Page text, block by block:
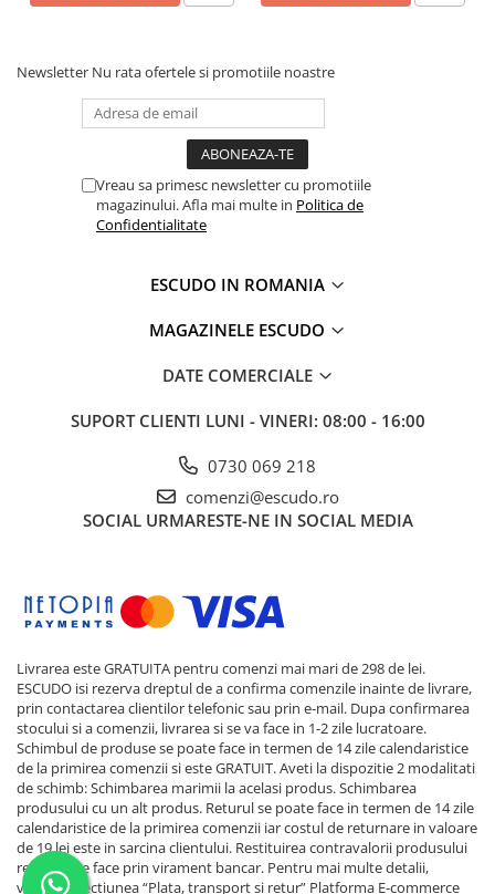
Newsletter Nu rata ofertele si promotiile noastre
Vreau sa primesc newsletter cu promotiile
magazinului. Afla mai multe in Politica de
Confidentialitate
ESCUDO IN ROMANIA
MAGAZINELE ESCUDO
DATE COMERCIALE
SUPORT CLIENTI LUNI - VINERI: 08:00 - 16:00
0730 069 218
comenzi@escudo.ro
SOCIAL URMARESTE-NE IN SOCIAL MEDIA
Livrarea este GRATUITA pentru comenzi mai mari de 298 de lei.
ESCUDO isi rezerva dreptul de a confirma comenzile inainte de livrare,
prin contactarea clientilor telefonic sau prin e-mail. Dupa confirmarea
stocului si a comenzii, livrarea si se va face in 1-2 zile lucratoare.
Schimbul de produse se poate face in termen de 14 zile calendaristice
de la primirea comenzii si este GRATUIT. Aveti la dispozitie 2 modalitati
de schimb: Schimbarea marimii la acelasi produs. Schimbarea
produsului cu un alt produs. Returul se poate face in termen de 14 zile
calendaristice de la primirea comenzii iar costul de returnare in valoare
de 19 lei este in sarcina clientului. Restituirea contravalorii produsului
returnat se face prin virament bancar. Pentru mai multe detalii,
verificati sectiunea “Plata, transport si retur” Platforma E-commerce